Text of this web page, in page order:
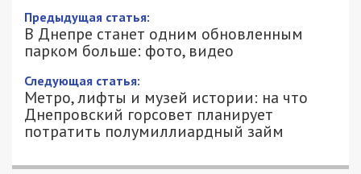
Предыдущая статья:
В Днепре станет одним обновленным
парком больше: фото, видео
Следующая статья:
Метро, лифты и музей истории: на что
Днепровский горсовет планирует
потратить полумиллиардный займ